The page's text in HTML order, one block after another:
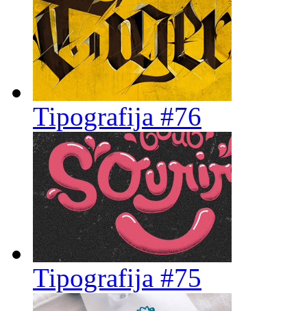
Tipografija #76
Tipografija #75